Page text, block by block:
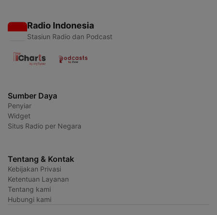
Radio Indonesia
Stasiun Radio dan Podcast
Sumber Daya
Penyiar
Widget
Situs Radio per Negara
Tentang & Kontak
Kebijakan Privasi
Ketentuan Layanan
Tentang kami
Hubungi kami